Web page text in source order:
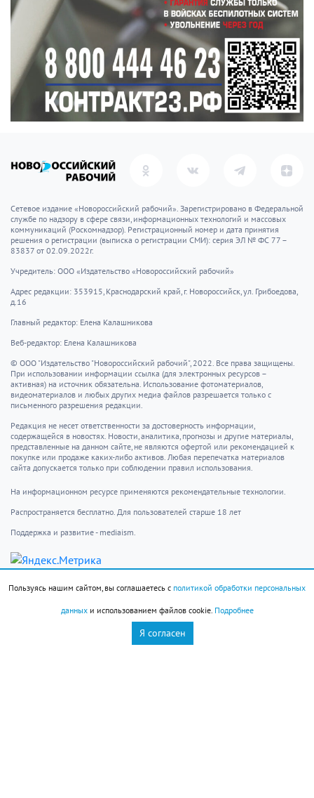
Сетевое издание «Новороссийский рабочий». Зарегистрировано в Федеральной
службе по надзору в сфере связи, информационных технологий и массовых
коммуникаций (Роскомнадзор). Регистрационный номер и дата принятия
решения о регистрации (выписка о регистрации СМИ): серия ЭЛ № ФС 77 –
83837 от 02.09.2022г.
Учредитель: ООО «Издательство «Новороссийский рабочий»
Адрес редакции: 353915, Краснодарский край, г. Новороссийск, ул. Грибоедова,
д.16
Главный редактор: Елена Калашникова
Веб-редактор: Елена Калашникова
© ООО "Издательство "Новороссийский рабочий", 2022. Все права защищены.
При использовании информации ссылка (для электронных ресурсов –
активная) на источник обязательна. Использование фотоматериалов,
видеоматериалов и любых других медиа файлов разрешается только с
письменного разрешения редакции.
Редакция не несет ответственности за достоверность информации,
содержащейся в новостях. Новости, аналитика, прогнозы и другие материалы,
представленные на данном сайте, не являются офертой или рекомендацией к
покупке или продаже каких-либо активов. Любая перепечатка материалов
сайта допускается только при соблюдении правил использования.
На информационном ресурсе применяются рекомендательные технологии.
Распространяется бесплатно. Для пользователей старше 18 лет
Поддержка и развитие - mediaism.
Происшествия
Пользовательское
соглашение
Авторы
Пользуясь нашим сайтом, вы соглашаетесь с политикой обработки персональных
данныхи использованием файлов cookie. Подробнее
Я согласен